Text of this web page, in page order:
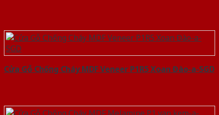
Cửa Gỗ Chống Cháy MDF Veneer P1R5 Xoan Đào-a-SGD